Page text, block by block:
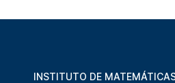
INSTITUTO DE